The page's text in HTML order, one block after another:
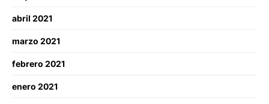
abril 2021
marzo 2021
febrero 2021
enero 2021